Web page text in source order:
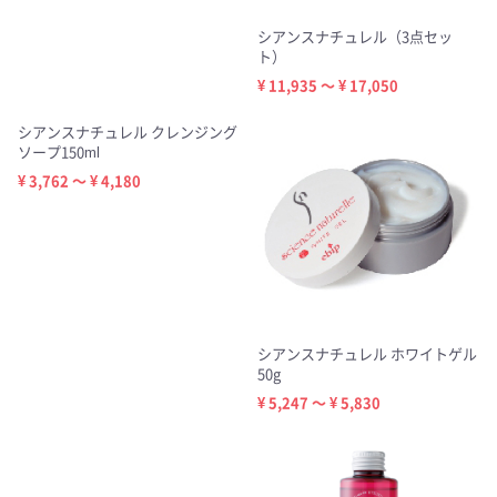
シアンスナチュレル（3点セッ
ト）
¥ 11,935 ～ ¥ 17,050
シアンスナチュレル クレンジング
ソープ150ml
¥ 3,762 ～ ¥ 4,180
シアンスナチュレル ホワイトゲル
50g
¥ 5,247 ～ ¥ 5,830